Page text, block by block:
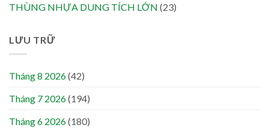
THÙNG NHỰA DUNG TÍCH LỚN (23)
LƯU TRỮ
Tháng 8 2026(42)
Tháng 7 2026(194)
Tháng 6 2026(180)